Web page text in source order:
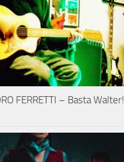
FERRETTI – Basta Walter!